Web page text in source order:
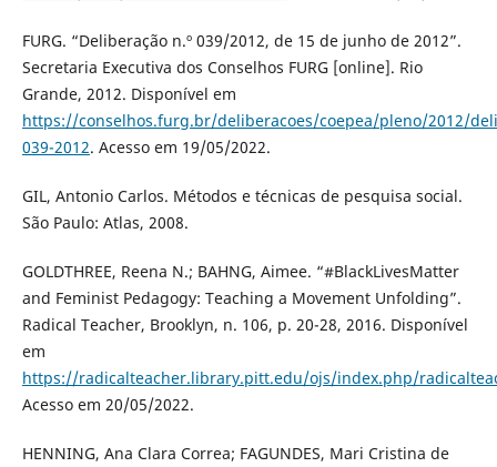
FURG. “Deliberação n.º 039/2012, de 15 de junho de 2012”.
Secretaria Executiva dos Conselhos FURG [online]. Rio
Grande, 2012. Disponível em
https://conselhos.furg.br/deliberacoes/coepea/pleno/2012/
039-2012. Acesso em 19/05/2022.
GIL, Antonio Carlos. Métodos e técnicas de pesquisa social.
São Paulo: Atlas, 2008.
GOLDTHREE, Reena N.; BAHNG, Aimee. “#BlackLivesMatter
and Feminist Pedagogy: Teaching a Movement Unfolding”.
Radical Teacher, Brooklyn, n. 106, p. 20-28, 2016. Disponível
em
https://radicalteacher.library.pitt.edu/ojs/index.php/
Acesso em 20/05/2022.
HENNING, Ana Clara Correa; FAGUNDES, Mari Cristina de